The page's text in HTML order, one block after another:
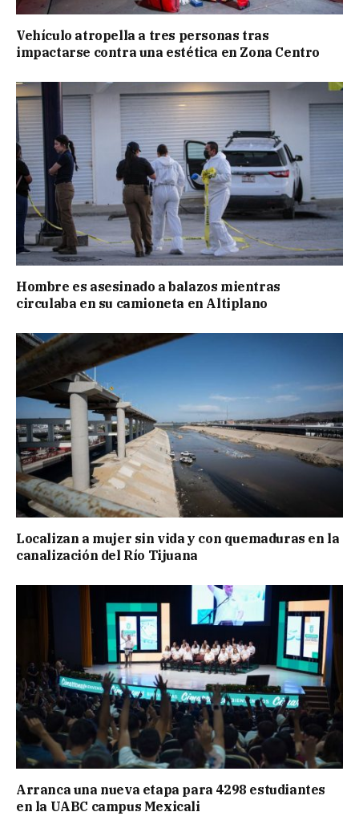
Vehículo atropella a tres personas tras
impactarse contra una estética en Zona Centro
Hombre es asesinado a balazos mientras
circulaba en su camioneta en Altiplano
Localizan a mujer sin vida y con quemaduras en la
canalización del Río Tijuana
Arranca una nueva etapa para 4298 estudiantes
en la UABC campus Mexicali